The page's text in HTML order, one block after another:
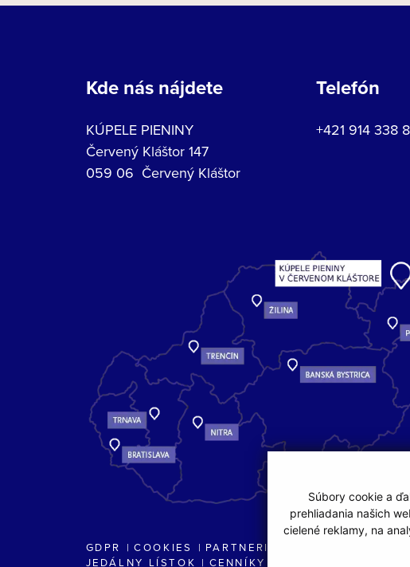
Súbory cookie a
prehliadania našich
cielené reklamy, na
Kde nás nájdete
KÚPELE PIENINY
Červený Kláštor 147
059 06 Červený Kláštor
Telefón
+421 914 338
GDPR COOKIES
PARTNERI
JEDÁLNY LÍSTOK
CENNÍKY